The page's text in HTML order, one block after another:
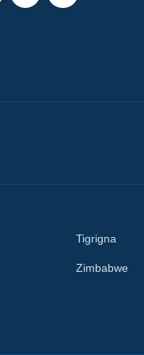
Tigrigna
Zimbabwe